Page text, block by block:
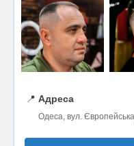
📍 Адреса
Одеса, вул.